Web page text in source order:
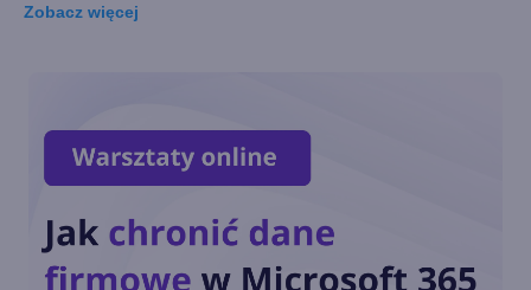
tryb AI w przeglądarce
Zobacz więcej